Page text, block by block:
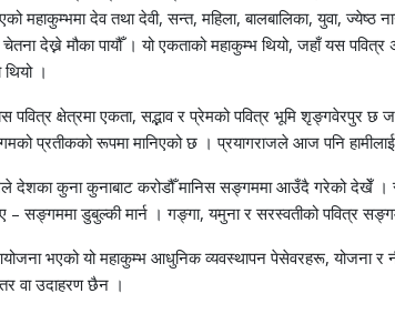
महाकुम्भमा देव तथा देवी, सन्त, महिला, बालबालिका, युवा,
चेतना देख्ने मौका पायौँ । यो एकताको महाकुम्भ थियो, जहाँ यस
।
पवित्र क्षेत्रमा एकता, सद्भाव र प्रेमको पवित्र भूमि शृङ्गवेरपुर
प्रतीकको रूपमा मानिएको छ । प्रयागराजले आज पनि हामीलाई
देशका कुना कुनाबाट करोडौँ मानिस सङ्गममा आउँदै गरेको देखेँ ।
सङ्गममा डुबुल्की मार्न । गङ्गा, यमुना र सरस्वतीको पवित्र
भएको यो महाकुम्भ आधुनिक व्यवस्थापन पेसेवरहरू, योजना र
वा उदाहरण छैन ।